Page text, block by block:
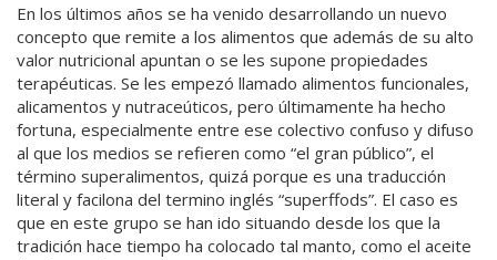
En los últimos años se ha venido desarrollando un nuevo
concepto que remite a los alimentos que además de su alto
valor nutricional apuntan o se les supone propiedades
terapéuticas. Se les empezó llamado alimentos funcionales,
alicamentos y nutraceúticos, pero últimamente ha hecho
fortuna, especialmente entre ese colectivo confuso y difuso
al que los medios se refieren como “el gran público”, el
término superalimentos, quizá porque es una traducción
literal y facilona del termino inglés “superffods”. El caso es
que en este grupo se han ido situando desde los que la
tradición hace tiempo ha colocado tal manto, como el aceite